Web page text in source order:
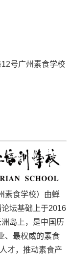
号广州素食学校
素食学校）由蝉
坛基础上于2016
岛上，是中国历
、最权威的素食
才，推动素食产